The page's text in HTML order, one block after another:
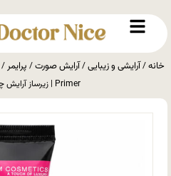
خانه/آرایشی و زیبایی/آرایش صورت/ پرایمر
Primer | زیرساز آرایش چشم، صورت و لب